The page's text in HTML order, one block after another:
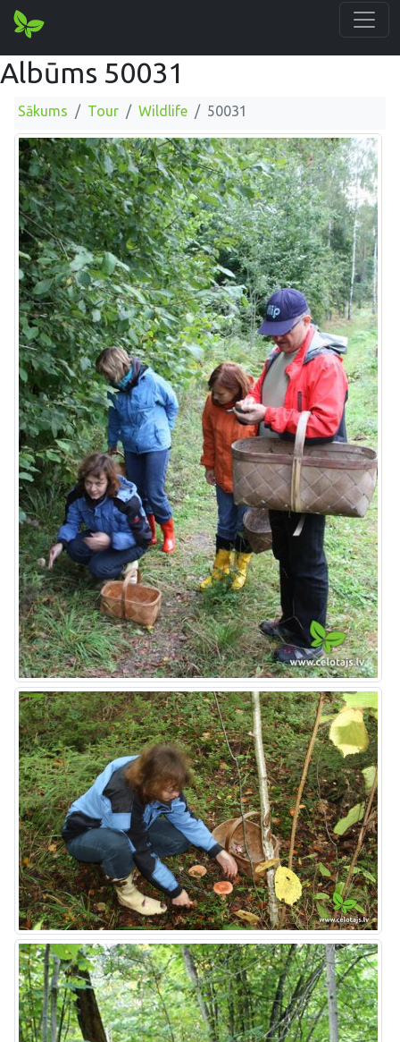
Albūms 50031
Sākums Tour Wildlife 50031